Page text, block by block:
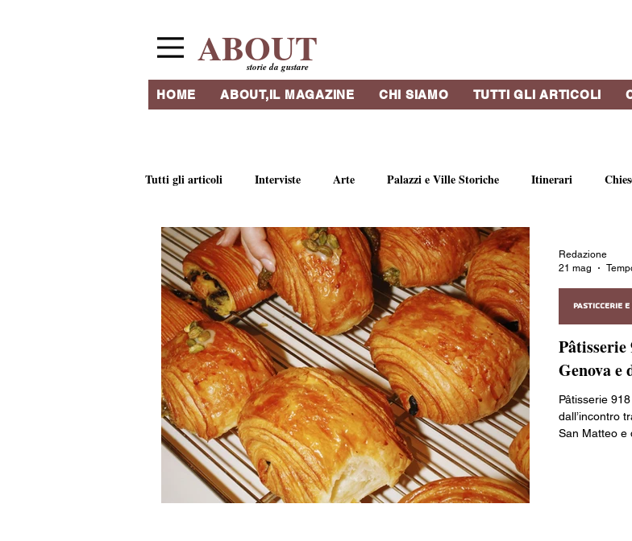
ABOUT
storie da gustare
HOME ABOUT,IL MAGAZINE CHI SIAMO TUTTI GLI ARTICOLI
Tutti gli articoli Interviste Arte Palazzi e Ville Storiche Itinerari
Ricette e tradizioni culinarie Libri e riviste Strutture Ricettive
Ristoranti & Ritrovi Artigianato Profumi di Genova Artisti e gallerie
Gite fuori porta Enogastronomia Vivere all'estero Valle d’Aosta
Trentino-Alto Adige Veneto Friuli-Venezia Giulia Emilia-Romagna
Pâtisserie
Genova e
Pâtisserie
dall’incontro
San Matteo e
PASTICCERIE
Redazione
21 mag